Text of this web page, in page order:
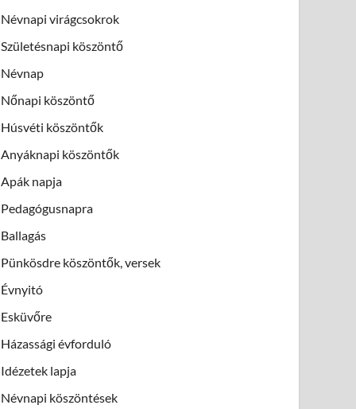
Névnapi virágcsokrok
Születésnapi köszöntő
Névnap
Nőnapi köszöntő
Húsvéti köszöntők
Anyáknapi köszöntők
Apák napja
Pedagógusnapra
Ballagás
Pünkösdre köszöntők, versek
Évnyitó
Esküvőre
Házassági évforduló
Idézetek lapja
Névnapi köszöntések